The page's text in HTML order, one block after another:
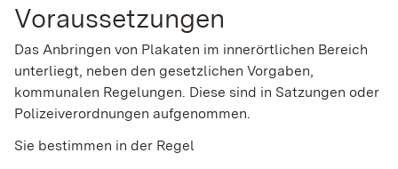
Voraussetzungen
Das Anbringen von Plakaten im innerörtlichen Bereich
unterliegt, neben den gesetzlichen Vorgaben,
kommunalen Regelungen. Diese sind in Satzungen oder
Polizeiverordnungen aufgenommen.
Sie bestimmen in der Regel